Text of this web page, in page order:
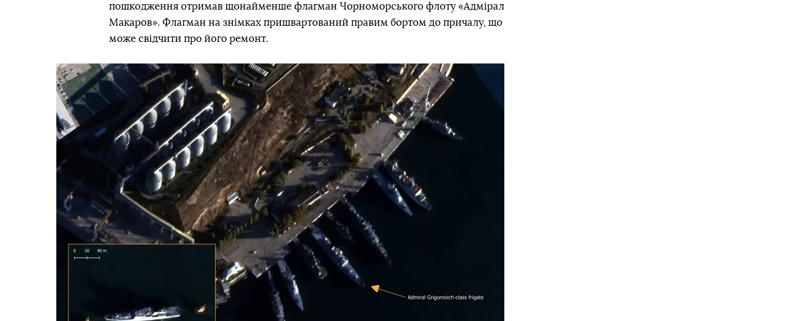
пошкодження отримав щонайменше флагман Чорноморського флоту «Адмірал
Макаров». Флагман на знімках пришвартований правим бортом до причалу, що
може свідчити про його ремонт.